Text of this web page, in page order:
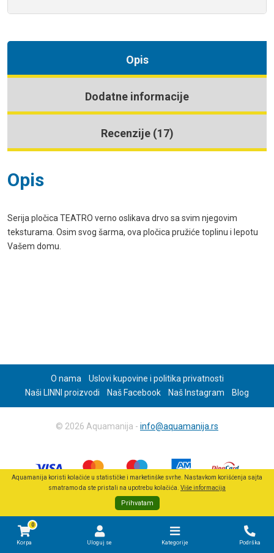
0
Korpa Uloguj se Kategorije Podrška
Opis
Dodatne informacije
Recenzije (17)
Opis
Serija pločica TEATRO verno oslikava drvo sa svim njegovim
teksturama. Osim svog šarma, ova pločica pružiće toplinu i lepotu
Vašem domu.
O nama
Uslovi kupovine i politika privatnosti
Naši LINNI proizvodi
Naš Facebook Naš Instagram Blog
© 2026 Aquamanija - info@aquamanija.rs
Aquamanija koristi kolačiće u statističke i marketinške svrhe. Nastavkom korišćenja sajta
smatramo da ste pristali na upotrebu kolačića. Više informacija
Prihvatam